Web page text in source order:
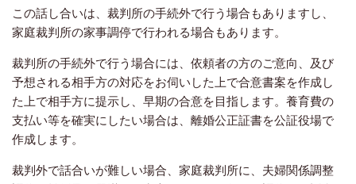
この話し合いは、裁判所の手続外で行う場合もありますし、
家庭裁判所の家事調停で行われる場合もあります。
裁判所の手続外で行う場合には、依頼者の方のご意向、及び
予想される相手方の対応をお伺いした上で合意書案を作成し
た上で相手方に提示し、早期の合意を目指します。養育費の
支払い等を確実にしたい場合は、離婚公正証書を公証役場で
作成します。
裁判外で話合いが難しい場合、家庭裁判所に、夫婦関係調整